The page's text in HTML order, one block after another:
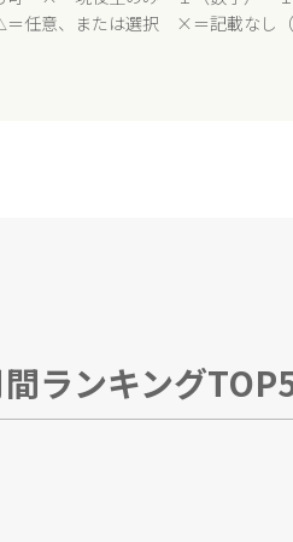
任意、または選択 ×＝記載なし（
ランキング